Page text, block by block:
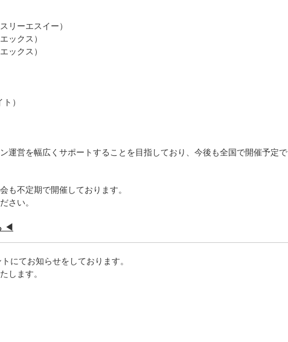
リーエスイー）
ックス）
ックス）
）
運営を幅広くサポートすることを目指しており、今後も全国で開催予定で
も不定期で開催しております。
さい。
◀︎
にてお知らせをしております。
します。